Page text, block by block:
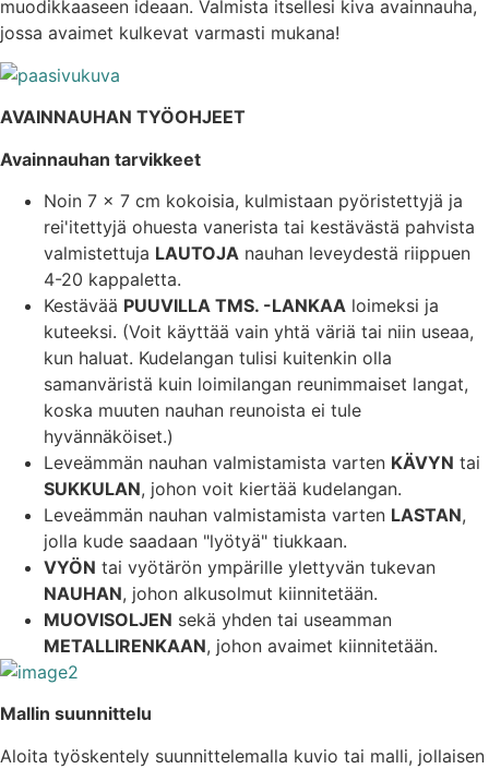
muodikkaaseen ideaan. Valmista itsellesi kiva avainnauha,
jossa avaimet kulkevat varmasti mukana!
AVAINNAUHAN TYÖOHJEET
Avainnauhan tarvikkeet
Noin 7 x 7 cm kokoisia, kulmistaan pyöristettyjä ja
rei'itettyjä ohuesta vanerista tai kestävästä pahvista
valmistettuja LAUTOJA nauhan leveydestä riippuen
4-20 kappaletta.
Kestävää PUUVILLA TMS. -LANKAA loimeksi ja
kuteeksi. (Voit käyttää vain yhtä väriä tai niin useaa,
kun haluat. Kudelangan tulisi kuitenkin olla
samanväristä kuin loimilangan reunimmaiset langat,
koska muuten nauhan reunoista ei tule
hyvännäköiset.)
Leveämmän nauhan valmistamista varten KÄVYN tai
SUKKULAN, johon voit kiertää kudelangan.
Leveämmän nauhan valmistamista varten LASTAN,
jolla kude saadaan "lyötyä" tiukkaan.
VYÖN tai vyötärön ympärille ylettyvän tukevan
NAUHAN, johon alkusolmut kiinnitetään.
MUOVISOLJEN sekä yhden tai useamman
METALLIRENKAAN, johon avaimet kiinnitetään.
Mallin suunnittelu
Aloita työskentely suunnittelemalla kuvio tai malli, jollaisen